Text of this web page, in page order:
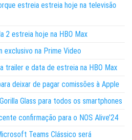
estreia estreia hoje na televisão
2 estreia hoje na HBO Max
exclusivo na Prime Video
trailer e data de estreia na HBO Max
deixar de pagar comissões à Apple
Glass para todos os smartphones
confirmação para o NOS Alive’24
Teams Clássico será